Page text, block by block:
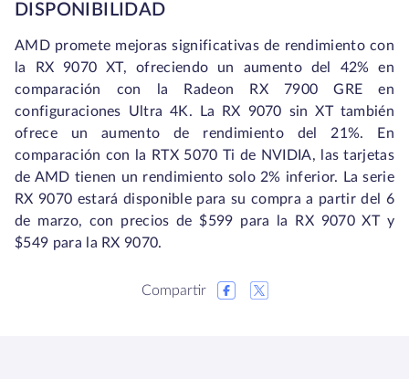
DISPONIBILIDAD
AMD promete mejoras significativas de rendimiento con
la RX 9070 XT, ofreciendo un aumento del 42% en
comparación con la Radeon RX 7900 GRE en
configuraciones Ultra 4K. La RX 9070 sin XT también
ofrece un aumento de rendimiento del 21%. En
comparación con la RTX 5070 Ti de NVIDIA, las tarjetas
de AMD tienen un rendimiento solo 2% inferior. La serie
RX 9070 estará disponible para su compra a partir del 6
de marzo, con precios de $599 para la RX 9070 XT y
$549 para la RX 9070.
Compartir